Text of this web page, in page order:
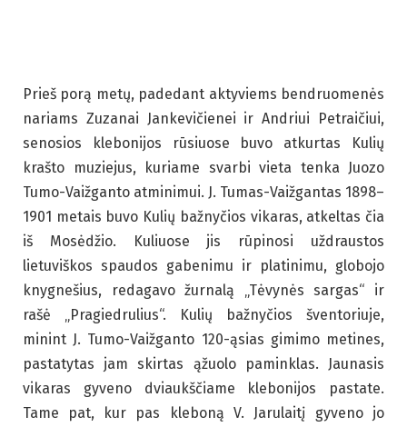
Prieš porą metų, padedant aktyviems bendruomenės
nariams Zuzanai Jankevičienei ir Andriui Petraičiui,
senosios klebonijos rūsiuose buvo atkurtas Kulių
krašto muziejus, kuriame svarbi vieta tenka Juozo
Tumo-Vaižganto atminimui. J. Tumas-Vaižgantas 1898–
1901 metais buvo Kulių bažnyčios vikaras, atkeltas čia
iš Mosėdžio. Kuliuose jis rūpinosi uždraustos
lietuviškos spaudos gabenimu ir platinimu, globojo
knygnešius, redagavo žurnalą „Tėvynės sargas“ ir
rašė „Pragiedrulius“. Kulių bažnyčios šventoriuje,
minint J. Tumo-Vaižganto 120-ąsias gimimo metines,
pastatytas jam skirtas ąžuolo paminklas. Jaunasis
vikaras gyveno dviaukščiame klebonijos pastate.
Tame pat, kur pas kleboną V. Jarulaitį gyveno jo